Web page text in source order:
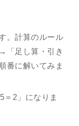
。計算のルール
「足し算・引き
番に解いてみま
＝2」になりま